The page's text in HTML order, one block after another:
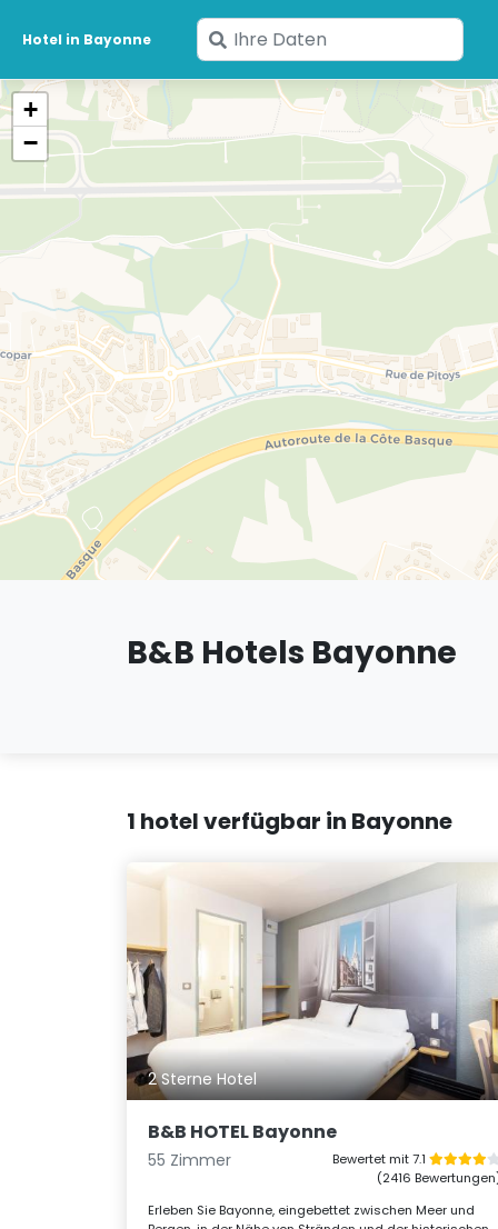
Hotel in Bayonne
Geben
Sie
Ihre
ein
+
−
B&B Hotels Bayonne
1 hotel verfügbar in Bayonne
2 Sterne Hotel
B&B HOTEL Bayonne
55 Zimmer
Bewertet mit 7.1
(2416
Erleben Sie Bayonne, eingebettet zwischen Meer und